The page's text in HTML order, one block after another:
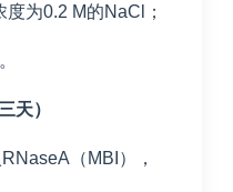
为0.2 M的NaCl；
天）
（MBI），